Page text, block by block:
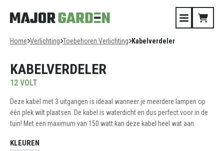
Home Verlichting Toebehoren Verlichting Kabelverdeler
KABELVERDELER
12 VOLT
Deze kabel met 3 uitgangen is ideaal wanneer je meerdere lampen op
één plek wilt plaatsen. De kabel is waterdicht en dus perfect voor in de
tuin! Met een maximum van 150 watt kan deze kabel heel wat aan.
KLEUREN